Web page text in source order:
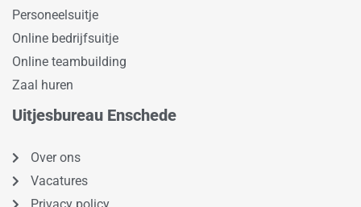
Personeelsuitje
Online bedrijfsuitje
Online teambuilding
Zaal huren
Uitjesbureau Enschede
Over ons
Vacatures